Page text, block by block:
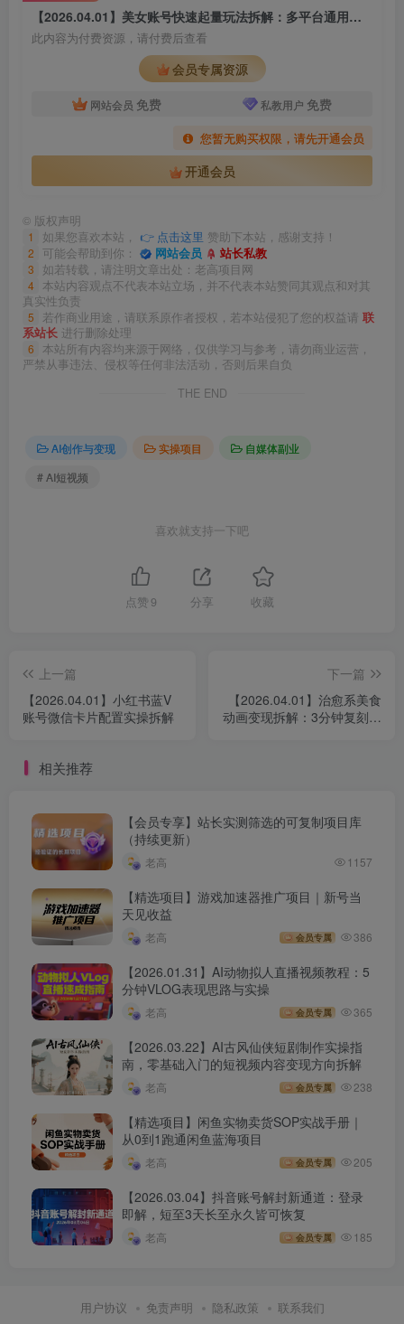
【2026.04.01】美女账号快速起量玩法拆解：多平台通用的内容策略与涨粉路径
此内容为付费资源，请付费后查看
会员专属资源
网站会员 免费 私教用户 免费
您暂无购买权限，请先开通会员
开通会员
© 版权声明
1 如果您喜欢本站， 👉 点击这里 赞助下本站，感谢支持！
2 可能会帮助到你： 网站会员 站长私教
3 如若转载，请注明文章出处：老高项目网
4
本站内容观点不代表本站立场，并不代表本站赞同其观点和对其
真实性负责
5 若作商业用途，请联系原作者授权，若本站侵犯了您的权益请 联
系站长 进行删除处理
6
本站所有内容均来源于网络，仅供学习与参考，请勿商业运营，
严禁从事违法、侵权等任何非法活动，否则后果自负
THE END
AI创作与变现 实操项目
自媒体副业
# AI短视频
喜欢就支持一下吧
点赞 9 分享 收藏
上一篇
【2026.04.01】小红书蓝V
账号微信卡片配置实操拆解
下一篇
【2026.04.01】治愈系美食
动画变现拆解：3分钟复刻热
相关推荐
【会员专享】站长实测筛选的可复制项目库
（持续更新）
老高 1157
【精选项目】游戏加速器推广项目｜新号当
天见收益
老高 会员专属 386
【2026.01.31】AI动物拟人直播视频教程：5
分钟VLOG表现思路与实操
老高 会员专属 365
【2026.03.22】AI古风仙侠短剧制作实操指
南，零基础入门的短视频内容变现方向拆解
老高 会员专属 238
【精选项目】闲鱼实物卖货SOP实战手册｜
从0到1跑通闲鱼蓝海项目
老高 会员专属 205
【2026.03.04】抖音账号解封新通道：登录
即解，短至3天长至永久皆可恢复
老高 会员专属 185
用户协议 免责声明 隐私政策 联系我们